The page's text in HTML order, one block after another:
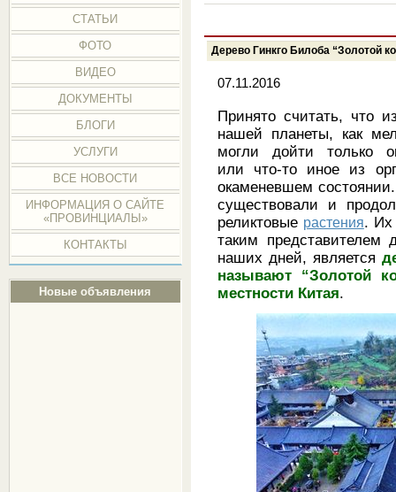
СТАТЬИ
ФОТО
ВИДЕО
ДОКУМЕНТЫ
БЛОГИ
УСЛУГИ
ВСЕ НОВОСТИ
ИНФОРМАЦИЯ О САЙТЕ
«ПРОВИНЦИАЛЫ»
КОНТАКТЫ
Новые объявления
Дерево Гинкго Билоба “Золотой
07.11.2016
Принято считать, что
нашей планеты, как
могли дойти только
или что-то иное из
окаменевшем
существовали и
реликтовые растения. Их
таким
наших дней, является
называют “Золотой
местности Китая.